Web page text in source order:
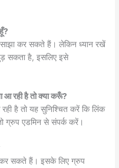
कर सकते हैं। लेकिन ध्यान रखें
सकता है, इसलिए इसे
रही है तो क्या करूँ?
है तो यह सुनिश्चित करें कि लिंक
ग्रुप एडमिन से संपर्क करें।
कर सकते हैं। इसके लिए ग्रुप